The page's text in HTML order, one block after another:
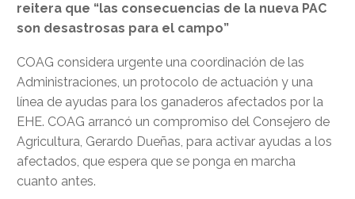
reitera que “las consecuencias de la nueva PAC
son desastrosas para el campo”
COAG considera urgente una coordinación de las
Administraciones, un protocolo de actuación y una
línea de ayudas para los ganaderos afectados por la
EHE. COAG arrancó un compromiso del Consejero de
Agricultura, Gerardo Dueñas, para activar ayudas a los
afectados, que espera que se ponga en marcha
cuanto antes.